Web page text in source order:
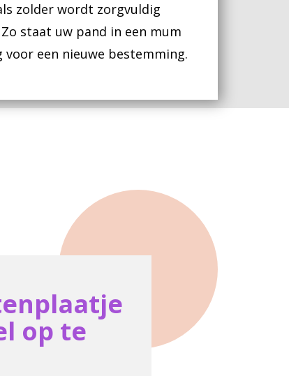
zolder wordt zorgvuldig
staat uw pand in een mum
een nieuwe bestemming.
op te